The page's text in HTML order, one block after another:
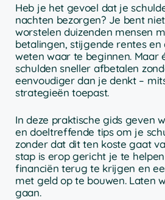
Heb je het gevoel dat je
nachten bezorgen? Je bent
worstelen duizenden mensen
betalingen, stijgende rentes
weten waar te beginnen. Maar
schulden sneller afbetalen
eenvoudiger dan je denkt –
strategieën toepast.
In deze praktische gids geven
en doeltreffende tips om je
zonder dat dit ten koste gaat
stap is erop gericht je te
financiën terug te krijgen en
met geld op te bouwen. Laten
gaan.